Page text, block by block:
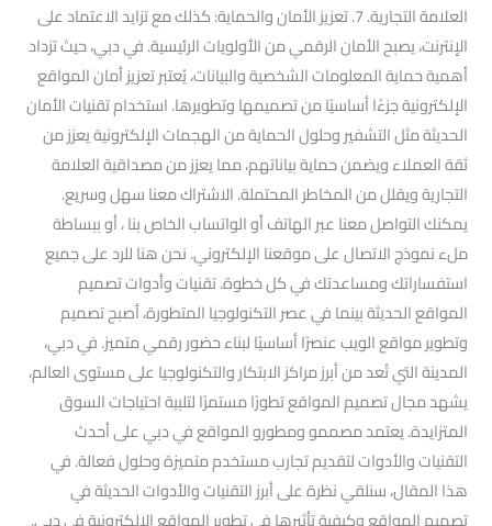
العلامة التجارية. 7. تعزيز الأمان والحماية: كذلك مع تزايد الاعتماد على
الإنترنت، يصبح الأمان الرقمي من الأولويات الرئيسية. في دبي، حيث تزداد
أهمية حماية المعلومات الشخصية والبيانات، يُعتبر تعزيز أمان المواقع
الإلكترونية جزءًا أساسيًا من تصميمها وتطويرها. استخدام تقنيات الأمان
الحديثة مثل التشفير وحلول الحماية من الهجمات الإلكترونية يعزز من
ثقة العملاء ويضمن حماية بياناتهم، مما يعزز من مصداقية العلامة
التجارية ويقلل من المخاطر المحتملة. الاشتراك معنا سهل وسريع.
يمكنك التواصل معنا عبر الهاتف أو الواتساب الخاص بنا ، أو ببساطة
ملء نموذج الاتصال على موقعنا الإلكتروني. نحن هنا للرد على جميع
استفساراتك ومساعدتك في كل خطوة. تقنيات وأدوات تصميم
المواقع الحديثة بينما في عصر التكنولوجيا المتطورة، أصبح تصميم
وتطوير مواقع الويب عنصرًا أساسيًا لبناء حضور رقمي متميز. في دبي،
المدينة التي تُعد من أبرز مراكز الابتكار والتكنولوجيا على مستوى العالم،
يشهد مجال تصميم المواقع تطورًا مستمرًا لتلبية احتياجات السوق
المتزايدة. يعتمد مصممو ومطورو المواقع في دبي على أحدث
التقنيات والأدوات لتقديم تجارب مستخدم متميزة وحلول فعالة. في
هذا المقال، سنلقي نظرة على أبرز التقنيات والأدوات الحديثة في
تصميم المواقع وكيفية تأثيرها في تطوير المواقع الإلكترونية في دبي.